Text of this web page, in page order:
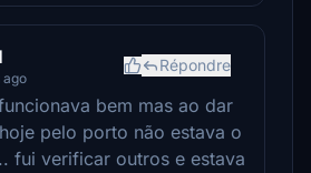
ago
Répondre
bem mas ao dar
pelo porto não estava o
fui verificar outros e estava